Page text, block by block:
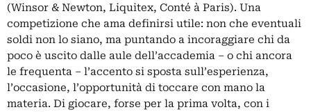
(Winsor & Newton, Liquitex, Conté à Paris). Una
competizione che ama definirsi utile: non che eventuali
soldi non lo siano, ma puntando a incoraggiare chi da
poco è uscito dalle aule dell’accademia – o chi ancora
le frequenta – l’accento si sposta sull’esperienza,
l’occasione, l’opportunità di toccare con mano la
materia. Di giocare, forse per la prima volta, con i